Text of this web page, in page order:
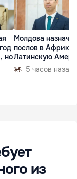
но
Молдова
послов в Африку
Латинскую
5 часов назад
из